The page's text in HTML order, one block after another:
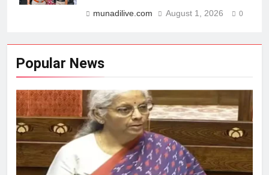
munadilive.com August 1, 2026 0
Popular News